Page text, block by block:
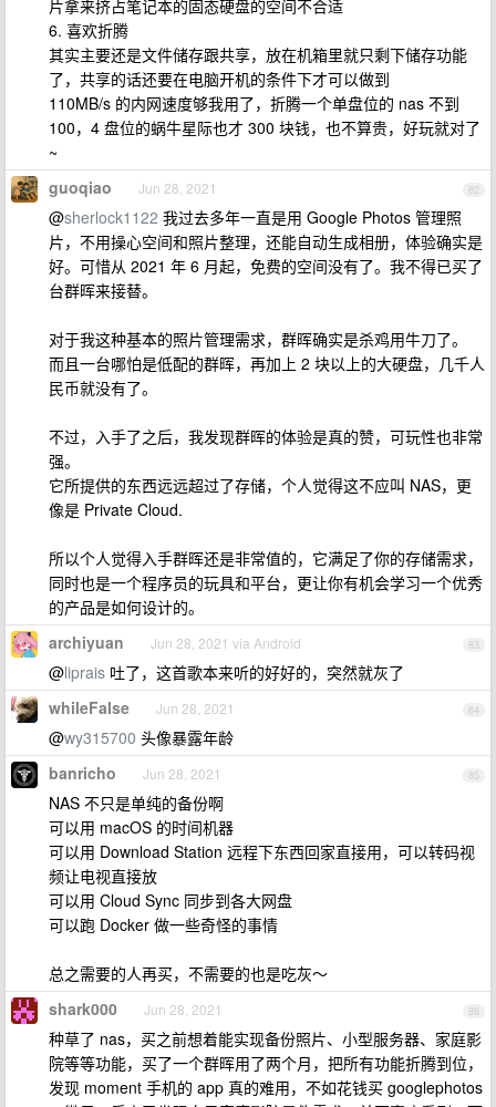
片拿来挤占笔记本的固态硬盘的空间不合适
6. 喜欢折腾
其实主要还是文件储存跟共享，放在机箱里就只剩下储存功能
了，共享的话还要在电脑开机的条件下才可以做到
110MB/s 的内网速度够我用了，折腾一个单盘位的 nas 不到
100，4 盘位的蜗牛星际也才 300 块钱，也不算贵，好玩就对了
~
82
guoqiao Jun 28, 2021
@sherlock1122 我过去多年一直是用 Google Photos 管理照
片，不用操心空间和照片整理，还能自动生成相册，体验确实是
好。可惜从 2021 年 6 月起，免费的空间没有了。我不得已买了
台群晖来接替。
对于我这种基本的照片管理需求，群晖确实是杀鸡用牛刀了。
而且一台哪怕是低配的群晖，再加上 2 块以上的大硬盘，几千人
民币就没有了。
不过，入手了之后，我发现群晖的体验是真的赞，可玩性也非常
强。
它所提供的东西远远超过了存储，个人觉得这不应叫 NAS，更
像是 Private Cloud.
所以个人觉得入手群晖还是非常值的，它满足了你的存储需求，
同时也是一个程序员的玩具和平台，更让你有机会学习一个优秀
的产品是如何设计的。
83
archiyuan Jun 28, 2021 via Android
@liprais 吐了，这首歌本来听的好好的，突然就灰了
84
whileFalse Jun 28, 2021
@wy315700 头像暴露年龄
85
banricho Jun 28, 2021
NAS 不只是单纯的备份啊
可以用 macOS 的时间机器
可以用 Download Station 远程下东西回家直接用，可以转码视
频让电视直接放
可以用 Cloud Sync 同步到各大网盘
可以跑 Docker 做一些奇怪的事情
总之需要的人再买，不需要的也是吃灰～
86
shark000 Jun 28, 2021
种草了 nas，买之前想着能实现备份照片、小型服务器、家庭影
院等等功能，买了一个群晖用了两个月，把所有功能折腾到位，
发现 moment 手机的 app 真的难用，不如花钱买 googlephotos